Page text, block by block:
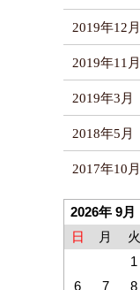
2019年12月
2019年11月
2019年3月
2018年5月
2017年10月
2026年 9月
日
月 火
1
6
7 8